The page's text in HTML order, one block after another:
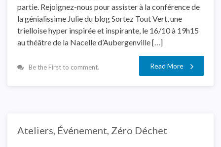
partie. Rejoignez-nous pour assister à la conférence de
la génialissime Julie du blog Sortez Tout Vert, une
trielloise hyper inspirée et inspirante, le 16/10 à 19h15
au théâtre de la Nacelle d’Aubergenville […]
Be the First to comment. Read More
Ateliers, Événement, Zéro Déchet